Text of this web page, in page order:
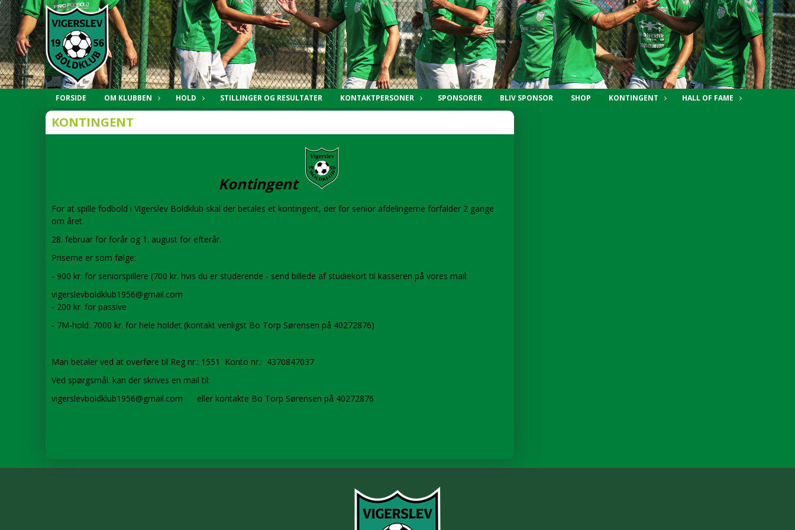
FORSIDE OM KLUBBEN HOLD STILLINGER OG RESULTATER KONTAKTPERSONER SPONSORER BLIV SPONSOR SHOP KONTINGENT HALL OF FAME
KONTINGENT
Kontingent
For at spille fodbold i Vigerslev Boldklub skal der betales et kontingent, der for senior afdelingerne forfalder 2 gange
om året.
28. februar for forår og 1. august for efterår.
Priserne er som følge:
- 900 kr. for seniorspillere (700 kr. hvis du er studerende - send billede af studiekort til kasseren på vores mail:
vigerslevboldklub1956@gmail.com
- 200 kr. for passive
- 7M-hold: 7000 kr. for hele holdet (kontakt venligst Bo Torp Sørensen på 40272876)
Man betaler ved at overføre til Reg nr.: 1551 Konto nr.: 4370847037
Ved spørgsmål. kan der skrives en mail til:
vigerslevboldklub1956@gmail.com eller kontakte Bo Torp Sørensen på 40272876